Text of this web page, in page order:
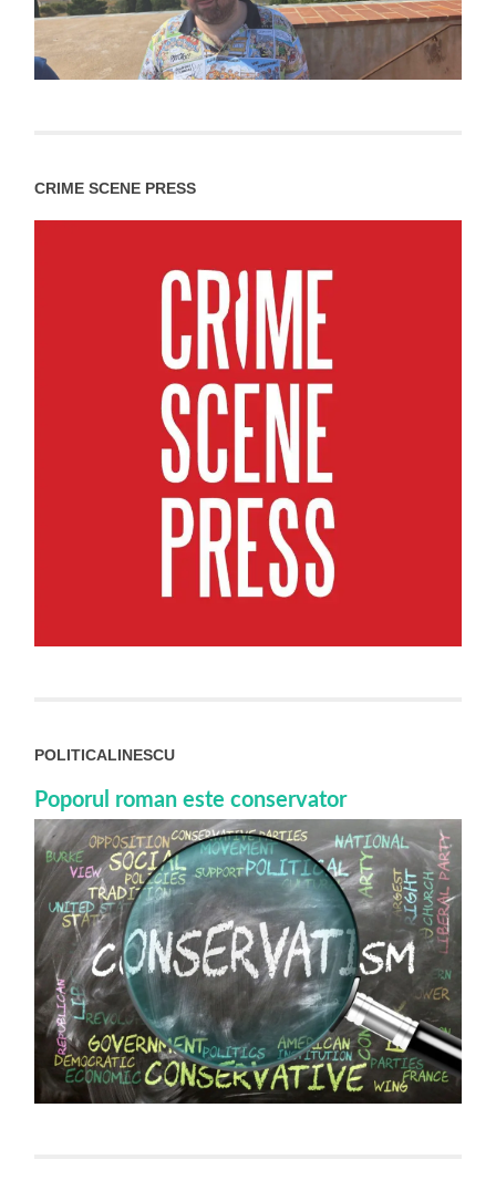
CRIME SCENE PRESS
POLITICALINESCU
Poporul roman este conservator